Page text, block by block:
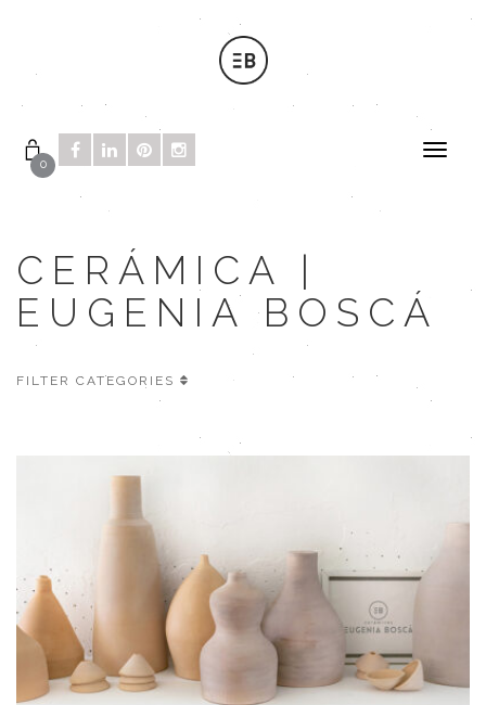
0
CERÁMICA |
EUGENIA BOSCÁ
FILTER CATEGORIES